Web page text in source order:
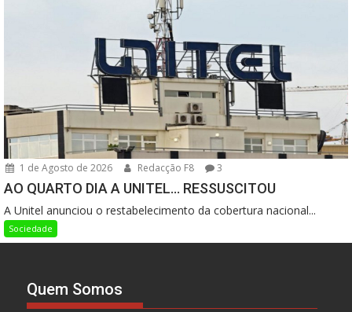
1 de Agosto de 2026 Redacção F8 3
AO QUARTO DIA A UNITEL… RESSUSCITOU
A Unitel anunciou o restabelecimento da cobertura nacional...
Sociedade
Quem Somos